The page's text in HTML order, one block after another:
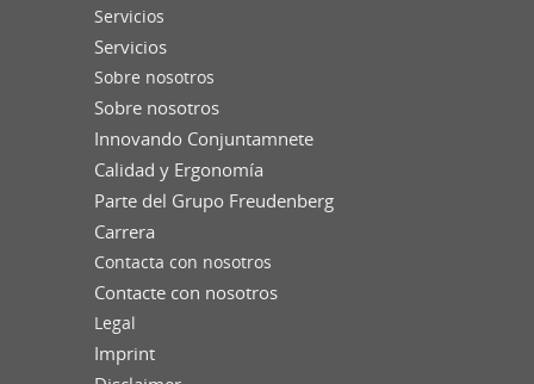
Servicios
Servicios
Sobre nosotros
Sobre nosotros
Innovando Conjuntamnete
Calidad y Ergonomía
Parte del Grupo Freudenberg
Carrera
Contacta con nosotros
Contacte con nosotros
Legal
Imprint